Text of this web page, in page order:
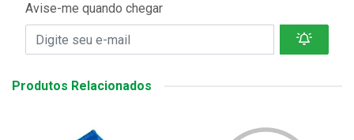
Avise-me quando chegar
Produtos Relacionados